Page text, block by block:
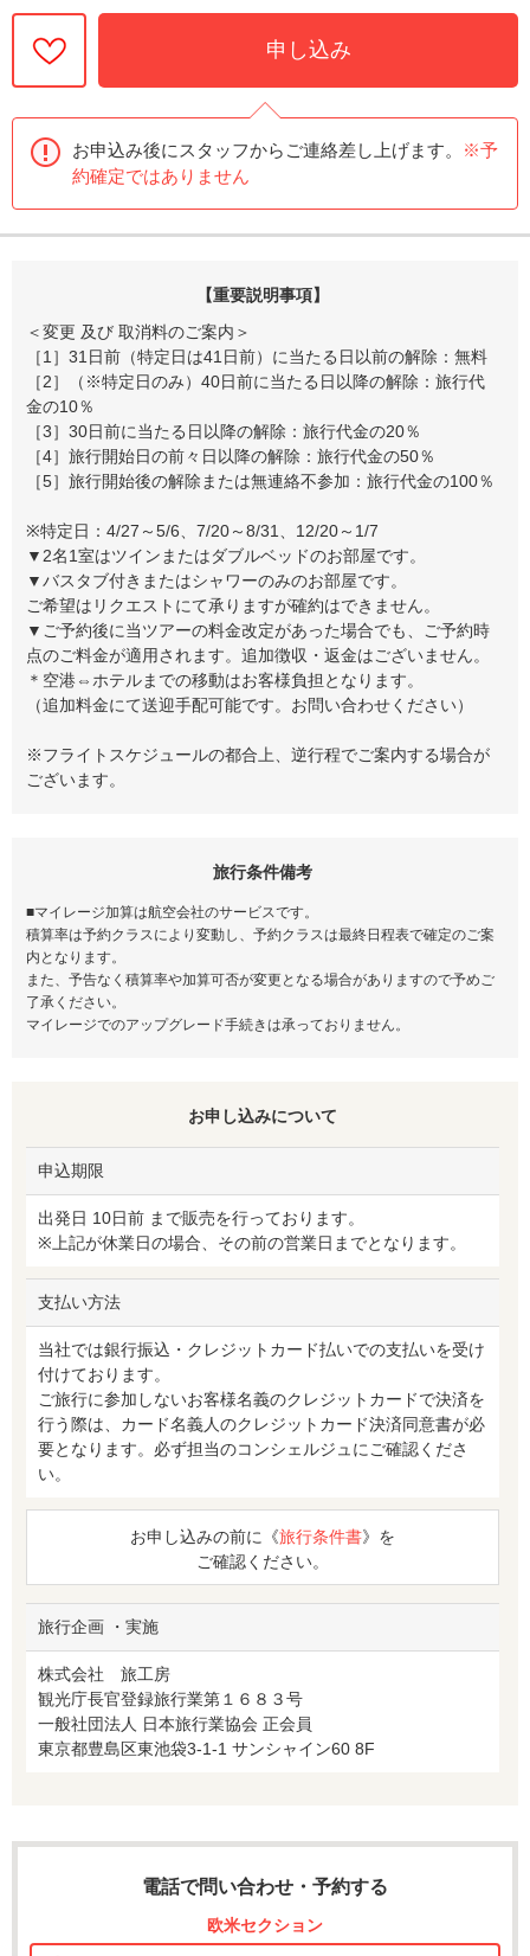
申し込み
お申込み後にスタッフからご連絡差し上げます。
※予
約確定ではありません
【重要説明事項】
＜変更 及び 取消料のご案内＞
［1］31日前（特定日は41日前）に当たる日以前の解除：無料
［2］（※特定日のみ）40日前に当たる日以降の解除：旅行代
金の10％
［3］30日前に当たる日以降の解除：旅行代金の20％
［4］旅行開始日の前々日以降の解除：旅行代金の50％
［5］旅行開始後の解除または無連絡不参加：旅行代金の100％
※特定日：4/27～5/6、7/20～8/31、12/20～1/7
▼2名1室はツインまたはダブルベッドのお部屋です。
▼バスタブ付きまたはシャワーのみのお部屋です。
ご希望はリクエストにて承りますが確約はできません。
▼ご予約後に当ツアーの料金改定があった場合でも、ご予約時
点のご料金が適用されます。追加徴収・返金はございません。
＊空港⇔ホテルまでの移動はお客様負担となります。
（追加料金にて送迎手配可能です。お問い合わせください）
※フライトスケジュールの都合上、逆行程でご案内する場合が
ございます。
旅行条件備考
■マイレージ加算は航空会社のサービスです。
積算率は予約クラスにより変動し、予約クラスは最終日程表で確定のご案
内となります。
また、予告なく積算率や加算可否が変更となる場合がありますので予めご
了承ください。
マイレージでのアップグレード手続きは承っておりません。
お申し込みについて
申込期限
出発日 10日前 まで販売を行っております。
※上記が休業日の場合、その前の営業日までとなります。
支払い方法
当社では銀行振込・クレジットカード払いでの支払いを受け
付けております。
ご旅行に参加しないお客様名義のクレジットカードで決済を
行う際は、カード名義人のクレジットカード決済同意書が必
要となります。必ず担当のコンシェルジュにご確認くださ
い。
お申し込みの前に《旅行条件書》を
ご確認ください。
旅行企画 ・実施
株式会社 旅工房
観光庁長官登録旅行業第１６８３号
一般社団法人 日本旅行業協会 正会員
東京都豊島区東池袋3-1-1 サンシャイン60 8F
電話で問い合わせ・予約する
欧米セクション